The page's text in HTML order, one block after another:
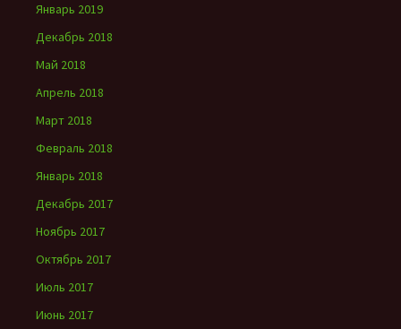
Январь 2019
Декабрь 2018
Май 2018
Апрель 2018
Март 2018
Февраль 2018
Январь 2018
Декабрь 2017
Ноябрь 2017
Октябрь 2017
Июль 2017
Июнь 2017